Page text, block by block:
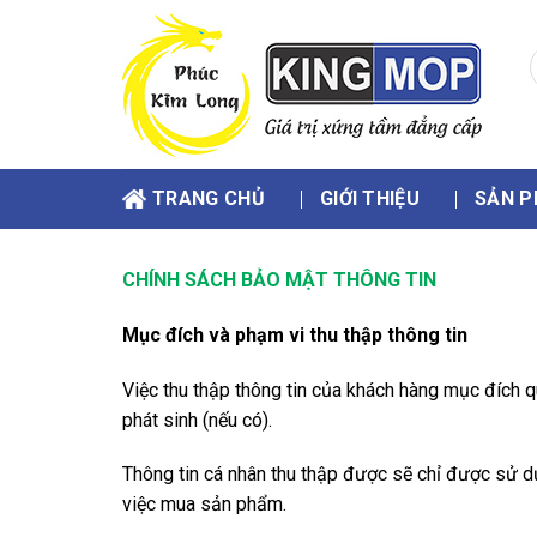
TRANG CHỦ GIỚI THIỆU SẢN
CHÍNH SÁCH BẢO MẬT THÔNG TIN
Mục đích và phạm vi thu thập thông tin
Việc thu thập thông tin của khách hàng mục đích
phát sinh (nếu có).
Thông tin cá nhân thu thập được sẽ chỉ được sử
việc mua sản phẩm.